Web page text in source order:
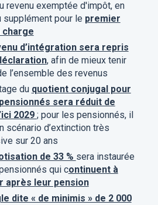
revenu exemptée d'impôt, en
supplément pour le premier
charge
d’intégration sera repris
, afin de mieux tenir
l’ensemble des revenus
du quotient conjugal pour
sera réduit de
2029 ; pour les pensionnés, il
scénario d’extinction très
sur 20 ans
de 33 % sera instaurée
qui continuent à
après leur pension
dite « de minimis » de 2 000